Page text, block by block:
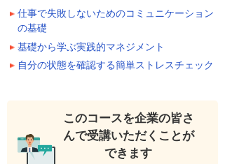
仕事で失敗しないためのコミュニケーション
の基礎
基礎から学ぶ実践的マネジメント
自分の状態を確認する簡単ストレスチェック
このコースを企業の皆さ
んで受講いただくことが
できます